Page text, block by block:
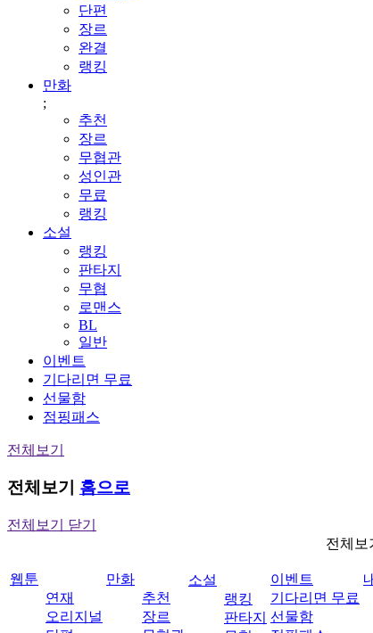
단편
장르
완결
랭킹
만화
;
추천
장르
무협관
성인관
무료
랭킹
소설
랭킹
판타지
무협
로맨스
BL
일반
이벤트
기다리면 무료
선물함
점핑패스
전체보기
전체보기 홈으로
전체보기 닫기
전체보
웹툰
연재
오리지널
만화
추천
장르
소설
랭킹
판타지
이벤트
기다리면 무료
선물함